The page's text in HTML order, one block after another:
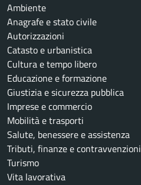
Ambiente
Anagrafe e stato civile
Autorizzazioni
Catasto e urbanistica
Cultura e tempo libero
Educazione e formazione
Giustizia e sicurezza pubblica
Imprese e commercio
Mobilità e trasporti
Salute, benessere e assistenza
Tributi, finanze e contravvenzioni
Turismo
Vita lavorativa